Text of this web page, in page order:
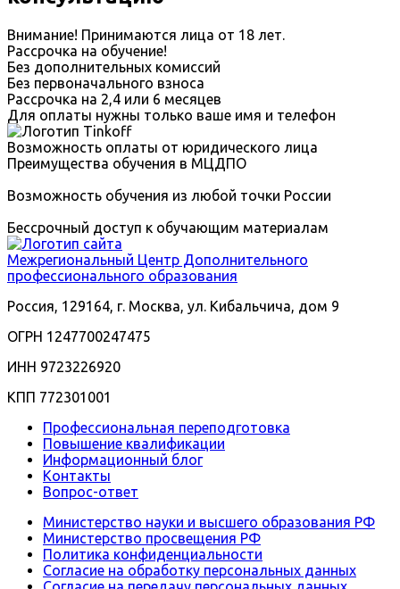
Внимание! Принимаются лица от 18 лет.
Рассрочка на обучение!
Без дополнительных комиссий
Без первоначального взноса
Рассрочка на 2,4 или 6 месяцев
Для оплаты нужны только ваше имя и телефон
Возможность оплаты от юридического лица
Преимущества обучения в МЦДПО
Возможность обучения из любой точки России
Бессрочный доступ к обучающим материалам
Межрегиональный Центр Дополнительного
профессионального образования
Россия, 129164, г. Москва, ул. Кибальчича, дом 9
ОГРН 1247700247475
ИНН 9723226920
КПП 772301001
Профессиональная переподготовка
Повышение квалификации
Информационный блог
Контакты
Вопрос-ответ
Министерство науки и высшего образования РФ
Министерство просвещения РФ
Политика конфиденциальности
Согласие на обработку персональных данных